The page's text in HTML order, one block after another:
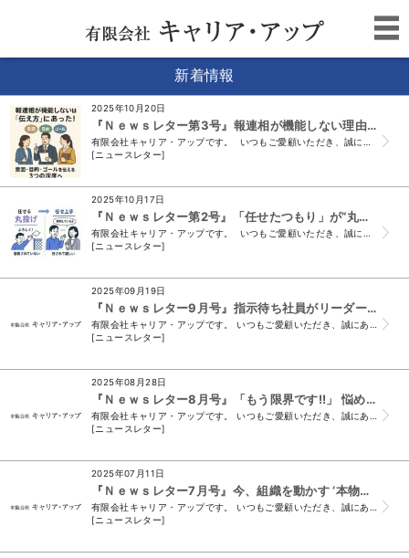
新着情報
2025年10月20日
『Ｎｅｗｓレター第3号』報連相が機能しない理由は“伝え方”にあった！ ―意図・目的・ゴール、そして「3つの深度」へ
[ニュースレター]
2025年10月17日
『Ｎｅｗｓレター第2号』「任せたつもり」が“丸投げ上司”に見られているかも!?
[ニュースレター]
2025年09月19日
『Ｎｅｗｓレター9月号』指示待ち社員がリーダーに変わる瞬間
[ニュースレター]
2025年08月28日
『Ｎｅｗｓレター8月号』「もう限界です!!」 悩めるリーダーが学びで変わり 部下がついてきた感動実話
[ニュースレター]
2025年07月11日
『Ｎｅｗｓレター7月号』今、組織を動かす ‘本物のリーダー’を育てる時!!
[ニュースレター]